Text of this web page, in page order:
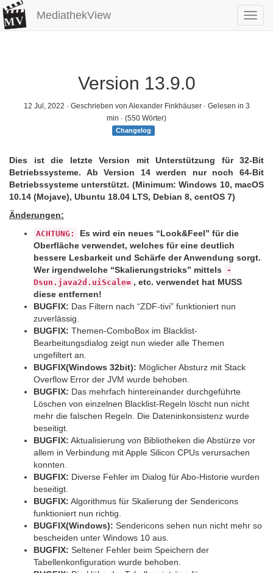
MediathekView
Version 13.9.0
12 Jul, 2022 · Geschrieben von Alexander Finkhäuser · Gelesen in 3
min · (550 Wörter)
Changelog
Dies ist die letzte Version mit Unterstützung für 32-Bit
Betriebssysteme. Ab Version 14 werden nur noch 64-Bit
Betriebssysteme unterstützt. (Minimum: Windows 10, macOS
10.14 (Mojave), Ubuntu 18.04 LTS, Debian 8, centOS 7)
Änderungen:
ACHTUNG:
Es wird ein neues “Look&Feel” für die
Oberfläche verwendet, welches für eine deutlich
bessere Lesbarkeit und Schärfe der Anwendung sorgt.
Wer irgendwelche “Skalierungstricks” mittels
-
Dsun.java2d.uiScale= , etc. verwendet hat MUSS
diese entfernen!
BUGFIX: Das Filtern nach “ZDF-tivi” funktioniert nun
zuverlässig.
BUGFIX: Themen-ComboBox im Blacklist-
Bearbeitungsdialog zeigt nun wieder alle Themen
ungefiltert an.
BUGFIX(Windows 32bit): Möglicher Absturz mit Stack
Overflow Error der JVM wurde behoben.
BUGFIX: Das mehrfach hintereinander durchgeführte
Löschen von einzelnen Blacklist-Regeln löscht nun nicht
mehr die falschen Regeln. Die Dateninkonsistenz wurde
beseitigt.
BUGFIX: Aktualisierung von Bibliotheken die Abstürze vor
allem in Verbindung mit Apple Silicon CPUs verursachen
konnten.
BUGFIX: Diverse Fehler im Dialog für Abo-Historie wurden
beseitigt.
BUGFIX: Algorithmus für Skalierung der Sendericons
funktioniert nun richtig.
BUGFIX(Windows): Sendericons sehen nun nicht mehr so
bescheiden unter Windows 10 aus.
BUGFIX: Seltener Fehler beim Speichern der
Tabellenkonfiguration wurde behoben.